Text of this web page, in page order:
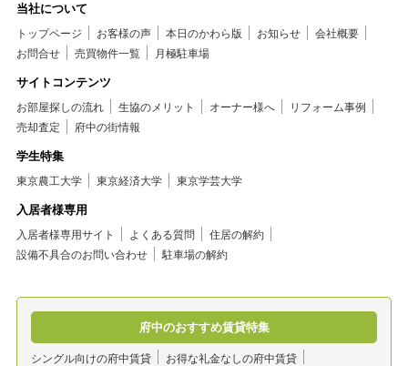
当社について
トップページ お客様の声 本日のかわら版 お知らせ
会社概要
お問合せ
売買物件一覧 月極駐車場
サイトコンテンツ
お部屋探しの流れ 生協のメリット オーナー様へ
リフォーム事例
売却査定
府中の街情報
学生特集
東京農工大学 東京経済大学 東京学芸大学
入居者様専用
入居者様専用サイト よくある質問
住居の解約
設備不具合のお問い合わせ
駐車場の解約
府中のおすすめ賃貸特集
シングル向けの府中賃貸
お得な礼金なしの府中賃貸